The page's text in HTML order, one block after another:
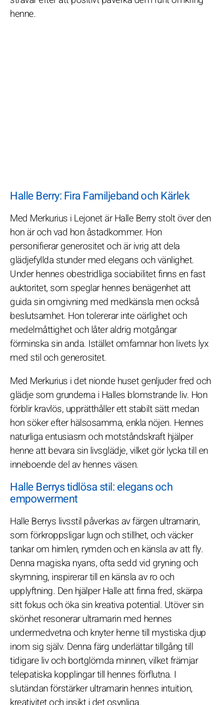
henne.
Halle Berry: Fira Familjeband och Kärlek
Med Merkurius i Lejonet är Halle Berry stolt över den
hon är och vad hon åstadkommer. Hon
personifierar generositet och är ivrig att dela
glädjefyllda stunder med elegans och vänlighet.
Under hennes obestridliga sociabilitet finns en fast
auktoritet, som speglar hennes benägenhet att
guida sin omgivning med medkänsla men också
beslutsamhet. Hon tolererar inte oärlighet och
medelmåttighet och låter aldrig motgångar
förminska sin anda. Istället omfamnar hon livets lyx
med stil och generositet.
Med Merkurius i det nionde huset genljuder fred och
glädje som grunderna i Halles blomstrande liv. Hon
förblir kravlös, upprätthåller ett stabilt sätt medan
hon söker efter hälsosamma, enkla nöjen. Hennes
naturliga entusiasm och motståndskraft hjälper
henne att bevara sin livsglädje, vilket gör lycka till en
inneboende del av hennes väsen.
Halle Berrys tidlösa stil: elegans och
empowerment
Halle Berrys livsstil påverkas av färgen ultramarin,
som förkroppsligar lugn och stillhet, och väcker
tankar om himlen, rymden och en känsla av att fly.
Denna magiska nyans, ofta sedd vid gryning och
skymning, inspirerar till en känsla av ro och
upplyftning. Den hjälper Halle att finna fred, skärpa
sitt fokus och öka sin kreativa potential. Utöver sin
skönhet resonerar ultramarin med hennes
undermedvetna och knyter henne till mystiska djup
inom sig själv. Denna färg underlättar tillgång till
tidigare liv och bortglömda minnen, vilket främjar
telepatiska kopplingar till hennes förflutna. I
slutändan förstärker ultramarin hennes intuition,